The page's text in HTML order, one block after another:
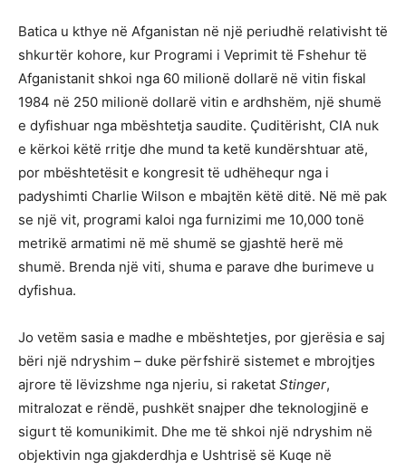
Batica u kthye në Afganistan në një periudhë relativisht të
shkurtër kohore, kur Programi i Veprimit të Fshehur të
Afganistanit shkoi nga 60 milionë dollarë në vitin fiskal
1984 në 250 milionë dollarë vitin e ardhshëm, një shumë
e dyfishuar nga mbështetja saudite. Çuditërisht, CIA nuk
e kërkoi këtë rritje dhe mund ta ketë kundërshtuar atë,
por mbështetësit e kongresit të udhëhequr nga i
padyshimti Charlie Wilson e mbajtën këtë ditë. Në më pak
se një vit, programi kaloi nga furnizimi me 10,000 tonë
metrikë armatimi në më shumë se gjashtë herë më
shumë. Brenda një viti, shuma e parave dhe burimeve u
dyfishua.
Jo vetëm sasia e madhe e mbështetjes, por gjerësia e saj
bëri një ndryshim – duke përfshirë sistemet e mbrojtjes
ajrore të lëvizshme nga njeriu, si raketat Stinger,
mitralozat e rëndë, pushkët snajper dhe teknologjinë e
sigurt të komunikimit. Dhe me të shkoi një ndryshim në
objektivin nga gjakderdhja e Ushtrisë së Kuqe në